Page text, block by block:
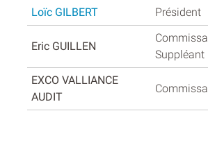
Loïc GILBERT Président
Eric GUILLEN
Suppléant
EXCO VALLIANCE
AUDIT